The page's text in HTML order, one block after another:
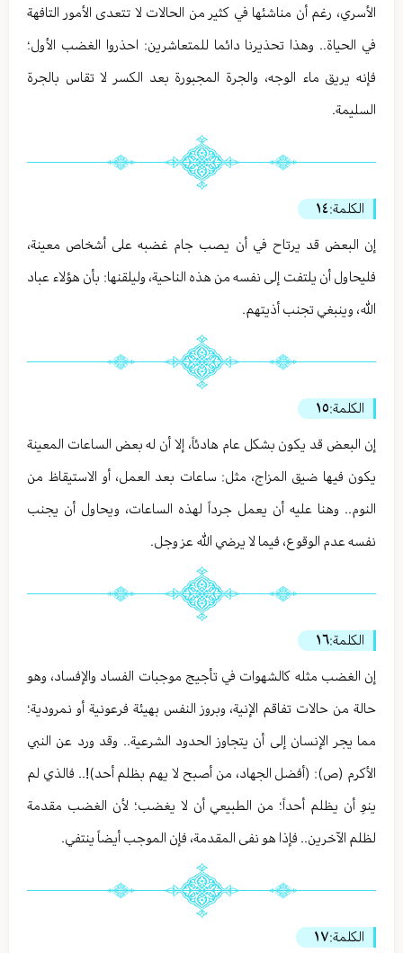
الأسري، رغم أن مناشئها في كثير من الحالات لا تتعدى الأمور التافهة
في الحياة.. وهذا تحذيرنا دائما للمتعاشرين: احذروا الغضب الأول؛
فإنه يريق ماء الوجه، والجرة المجبورة بعد الكسر لا تقاس بالجرة
السليمة.
الكلمة:١٤
إن البعض قد يرتاح في أن يصب جام غضبه على أشخاص معينة،
فليحاول أن يلتفت إلى نفسه من هذه الناحية، وليلقنها: بأن هؤلاء عباد
الله، وينبغي تجنب أذيتهم.
الكلمة:١٥
إن البعض قد يكون بشكل عام هادئاً، إلا أن له بعض الساعات المعينة
يكون فيها ضيق المزاج، مثل: ساعات بعد العمل، أو الاستيقاظ من
النوم.. وهنا عليه أن يعمل جرداً لهذه الساعات، ويحاول أن يجنب
نفسه عدم الوقوع، فيما لا يرضي الله عز وجل.
الكلمة:١٦
إن الغضب مثله كالشهوات في تأجيج موجبات الفساد والإفساد، وهو
حالة من حالات تفاقم الإنية، وبروز النفس بهيئة فرعونية أو نمرودية؛
مما يجر الإنسان إلى أن يتجاوز الحدود الشرعية.. وقد ورد عن النبي
الأكرم (ص): (أفضل الجهاد، من أصبح لا يهم بظلم أحد)!.. فالذي لم
ينوِ أن يظلم أحداً؛ من الطبيعي أن لا يغضب؛ لأن الغضب مقدمة
لظلم الآخرين.. فإذا هو نفى المقدمة، فإن الموجب أيضاً ينتفي.
الكلمة:١٧